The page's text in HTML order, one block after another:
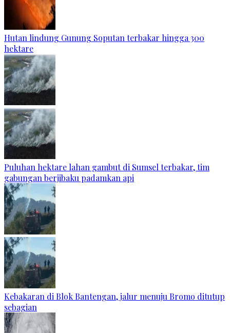
Hutan lindung Gunung Soputan terbakar hingga 300
hektare
Puluhan hektare lahan gambut di Sumsel terbakar, tim
gabungan berjibaku padamkan api
Kebakaran di Blok Bantengan, jalur menuju Bromo ditutup
sebagian